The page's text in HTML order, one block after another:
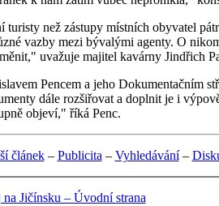
než zástupy místních obyvatel
vazby mezi bývalými agenty. O
uvažuje majitel kavárny Jindřich
Pencem a jeho Dokumentačním
dále rozšiřovat a doplnit je i
objeví," říká Penc.
článek– Publicita – Vyhledávání–
Jičínsku – Úvodní strana